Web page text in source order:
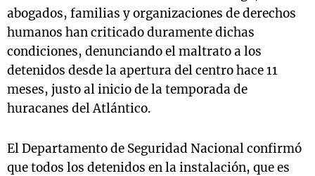
abogados, familias y organizaciones de derechos
humanos han criticado duramente dichas
condiciones, denunciando el maltrato a los
detenidos desde la apertura del centro hace 11
meses, justo al inicio de la temporada de
huracanes del Atlántico.
El Departamento de Seguridad Nacional confirmó
que todos los detenidos en la instalación, que es